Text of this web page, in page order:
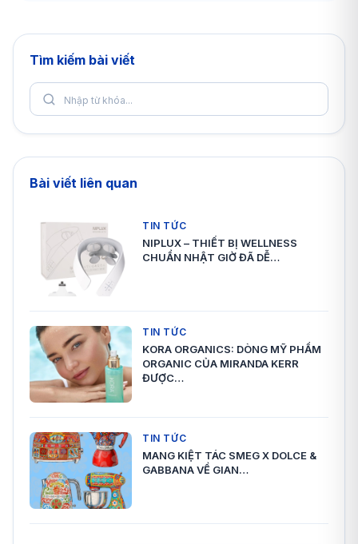
Tìm kiếm bài viết
Bài viết liên quan
TIN TỨC
NIPLUX – THIẾT BỊ WELLNESS
CHUẨN NHẬT GIỜ ĐÃ DỄ…
TIN TỨC
KORA ORGANICS: DÒNG MỸ PHẨM
ORGANIC CỦA MIRANDA KERR
ĐƯỢC…
TIN TỨC
MANG KIỆT TÁC SMEG X DOLCE &
GABBANA VỀ GIAN…